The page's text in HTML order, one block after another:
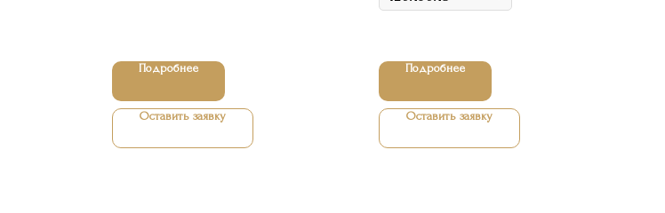
Подробнее
Оставить заявку
Подробнее
Оставить заявку